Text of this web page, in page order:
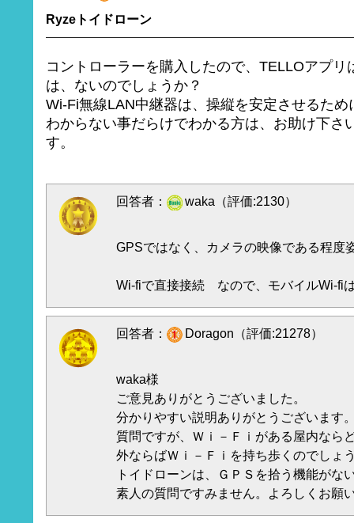
Ryzeトイドローン
コントローラーを購入したので、TELLOアプ
は、ないのでしょうか？
Wi-Fi無線LAN中継器は、操縦を安定させるた
わからない事だらけでわかる方は、お助け下さ
す。
回答者： waka（評価:2130）
GPSではなく、カメラの映像である程度
Wi-fiで直接接続 なので、モバイルWi-fi
回答者： Doragon（評価:21278）
waka様
ご意見ありがとうございました。
分かりやすい説明ありがとうございます
質問ですが、Ｗｉ－Ｆｉがある屋内なら
外ならばＷｉ－Ｆｉを持ち歩くのでしょ
トイドローンは、ＧＰＳを拾う機能がな
素人の質問ですみません。よろしくお願